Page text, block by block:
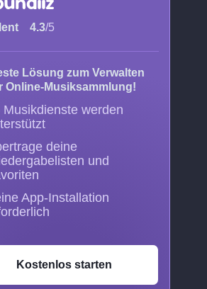
4.3/5
Lösung zum Verwalten
Online-Musiksammlung!
Musikdienste werden
deine
und
App-Installation
Kostenlos starten